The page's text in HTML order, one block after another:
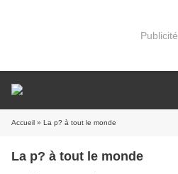
Publicité
Accueil » La p? à tout le monde
La p? à tout le monde